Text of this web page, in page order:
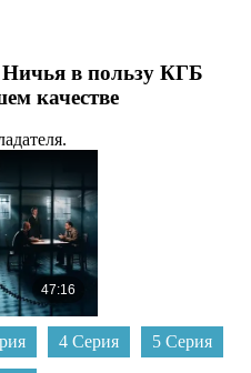
Ничья в пользу КГБ
качестве
4 Серия 5 Серия